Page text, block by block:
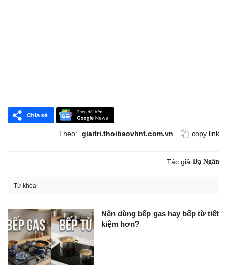
Theo: giaitri.thoibaovhnt.com.vn copy link
Tác giả:Dạ Ngân
Từ khóa:
Nên dùng bếp gas hay bếp từ tiết
kiệm hơn?